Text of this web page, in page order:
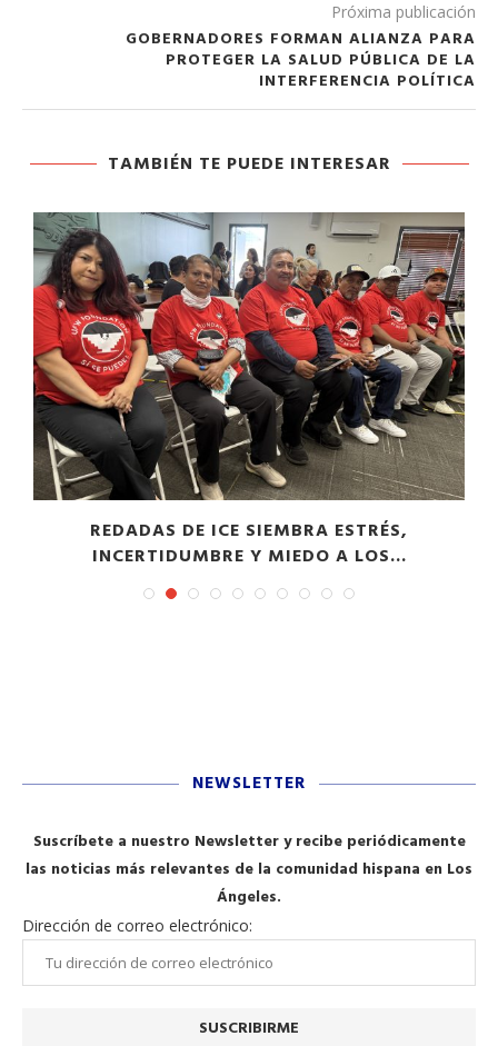
Próxima publicación
GOBERNADORES FORMAN ALIANZA PARA
PROTEGER LA SALUD PÚBLICA DE LA
INTERFERENCIA POLÍTICA
TAMBIÉN TE PUEDE INTERESAR
​REDADAS DE ICE SIEMBRA ESTRÉS,
INCERTIDUMBRE Y MIEDO A LOS...
NEWSLETTER
Suscríbete a nuestro Newsletter y recibe periódicamente
las noticias más relevantes de la comunidad hispana en Los
Ángeles.
Dirección de correo electrónico: